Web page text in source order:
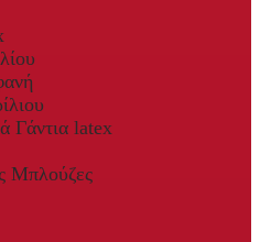
Γάντια latex
Μπλούζες